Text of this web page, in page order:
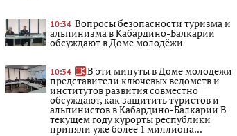
10:34 Вопросы безопасности туризма и
альпинизма в Кабардино-Балкарии
обсуждают в Доме молодёжи
10:34 В эти минуты в Доме молодёжи
представители ключевых ведомств и
институтов развития совместно
обсуждают, как защитить туристов и
альпинистов в Кабардино-Балкарии В
текущем году курорты республики
приняли уже более 1 миллиона...